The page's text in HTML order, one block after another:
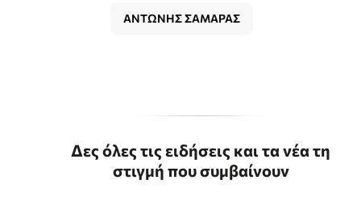
ΑΝΤΩΝΗΣ ΣΑΜΑΡΑΣ
Δες όλες τις ειδήσεις και τα νέα τη
στιγμή που συμβαίνουν